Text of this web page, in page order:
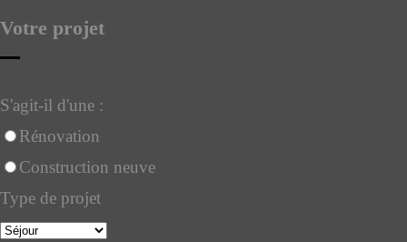
Votre projet
S'agit-il d'une :
Rénovation
Construction neuve
Type de projet